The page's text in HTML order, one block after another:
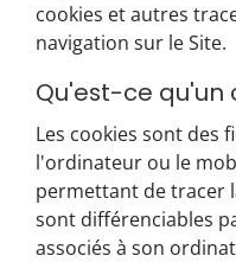
cookies et autres
navigation sur le Site.
Qu'est-ce qu'un
Les cookies sont des
l'ordinateur ou le
permettant de tracer
sont différenciables
associés à son